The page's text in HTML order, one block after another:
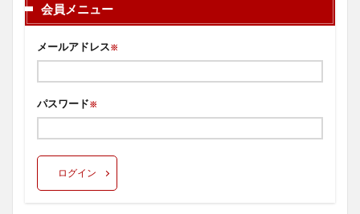
会員メニュー
メールアドレス※
パスワード※
ログイン